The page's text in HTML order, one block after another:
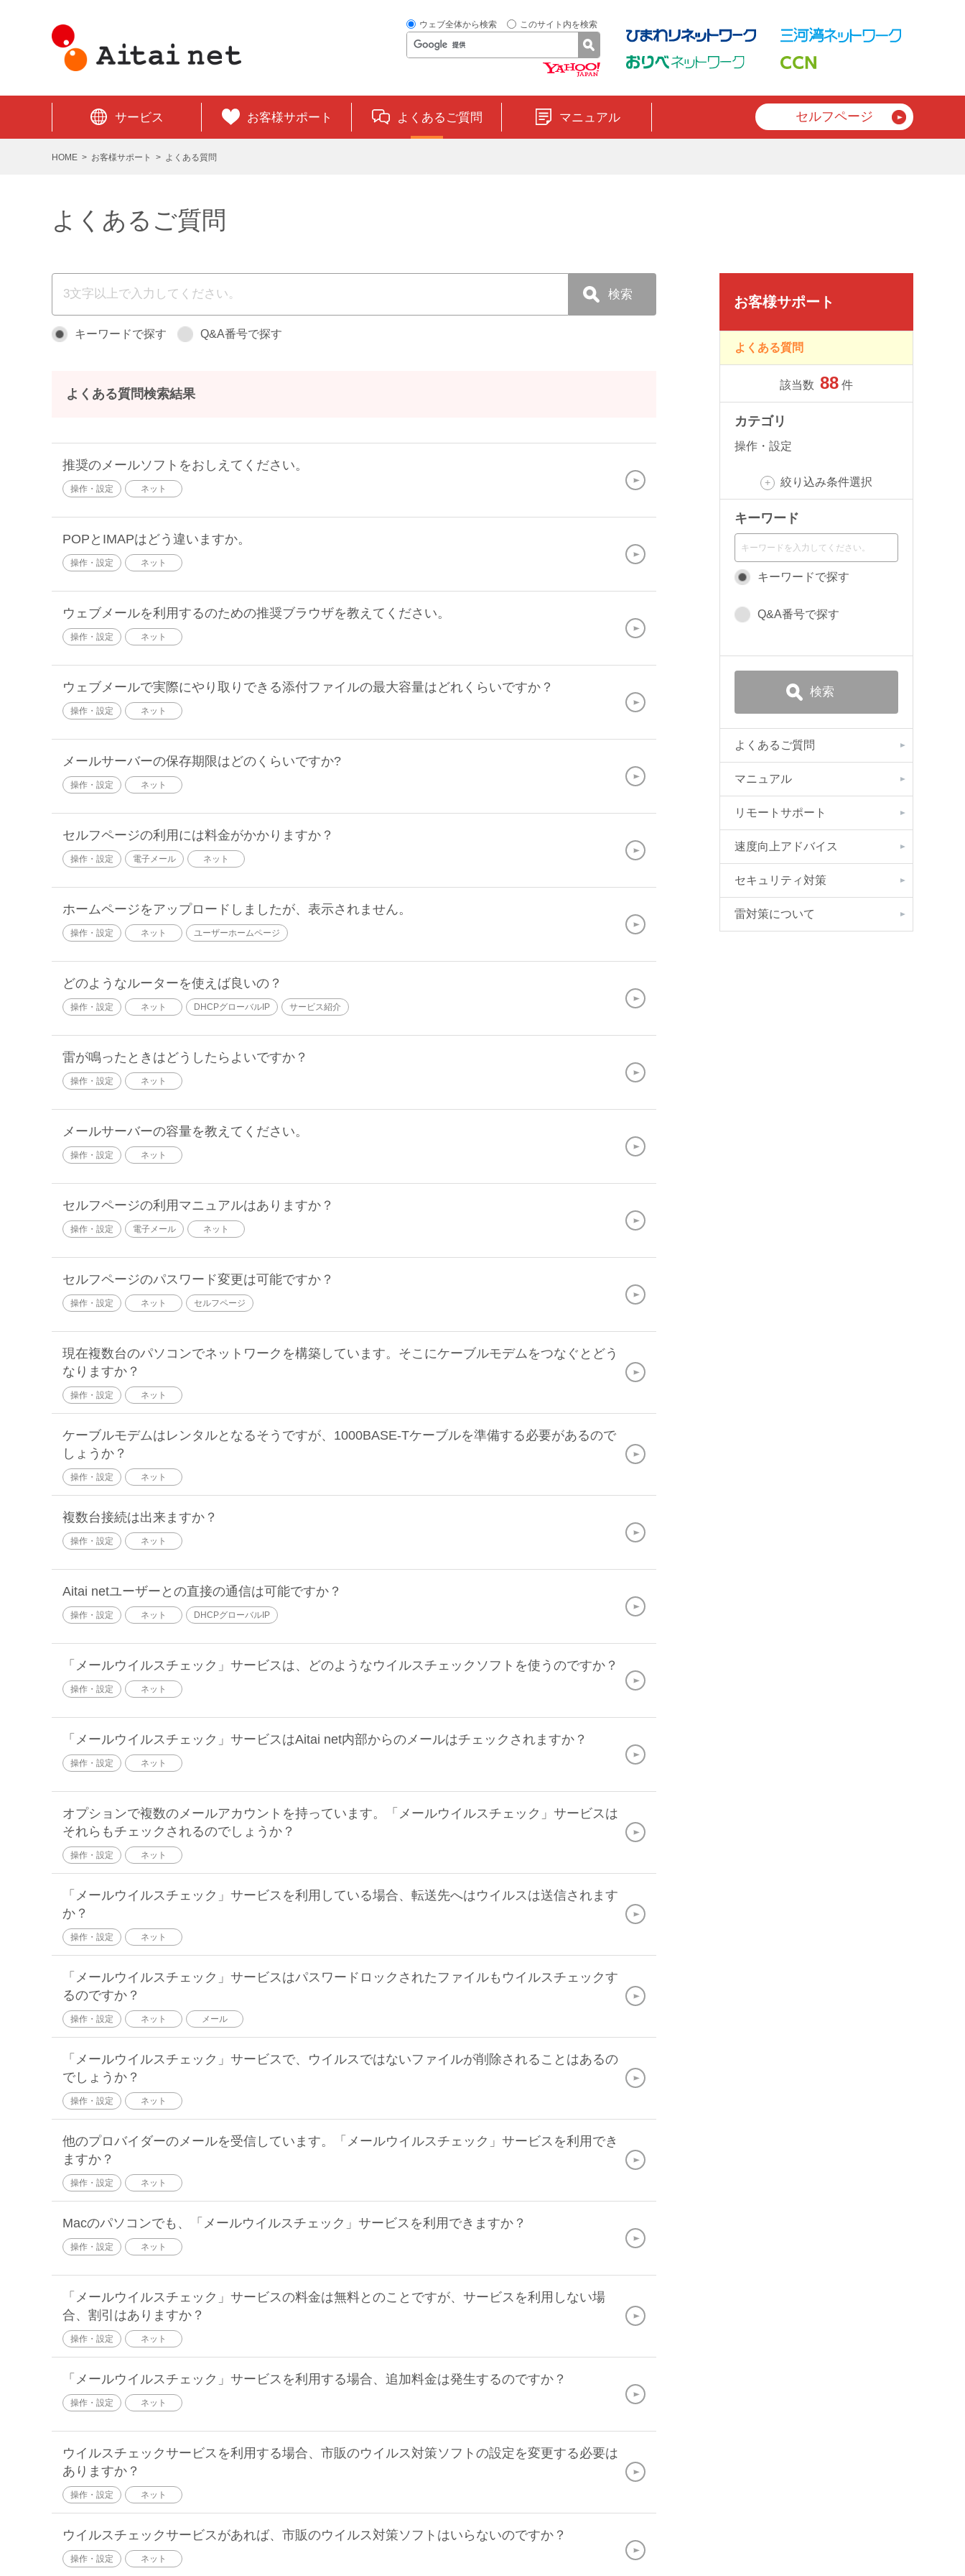
ウェブ全体から検索 このサイト内を検索
サービス お客様サポート よくあるご質問 マニュアル セルフページ
HOME お客様サポート よくある質問
よくあるご質問
キーワードで探す Q&A番号で探す
よくある質問検索結果
推奨のメールソフトをおしえてください。
操作・設定 ネット
POPとIMAPはどう違いますか。
操作・設定 ネット
ウェブメールを利用するのための推奨ブラウザを教えてください。
操作・設定 ネット
ウェブメールで実際にやり取りできる添付ファイルの最大容量はどれくらいですか？
操作・設定 ネット
メールサーバーの保存期限はどのくらいですか?
操作・設定 ネット
セルフページの利用には料金がかかりますか？
操作・設定 電子メール ネット
ホームページをアップロードしましたが、表示されません。
操作・設定 ネット ユーザーホームページ
どのようなルーターを使えば良いの？
操作・設定 ネット DHCPグローバルIP サービス紹介
雷が鳴ったときはどうしたらよいですか？
操作・設定 ネット
メールサーバーの容量を教えてください。
操作・設定 ネット
セルフページの利用マニュアルはありますか？
操作・設定 電子メール ネット
セルフページのパスワード変更は可能ですか？
操作・設定 ネット セルフページ
現在複数台のパソコンでネットワークを構築しています。そこにケーブルモデムをつなぐとどう
なりますか？
操作・設定 ネット
ケーブルモデムはレンタルとなるそうですが、1000BASE-Tケーブルを準備する必要があるので
しょうか？
操作・設定 ネット
複数台接続は出来ますか？
操作・設定 ネット
Aitai netユーザーとの直接の通信は可能ですか？
操作・設定 ネット DHCPグローバルIP
「メールウイルスチェック」サービスは、どのようなウイルスチェックソフトを使うのですか？
操作・設定 ネット
「メールウイルスチェック」サービスはAitai net内部からのメールはチェックされますか？
操作・設定 ネット
オプションで複数のメールアカウントを持っています。「メールウイルスチェック」サービスは
それらもチェックされるのでしょうか？
操作・設定 ネット
「メールウイルスチェック」サービスを利用している場合、転送先へはウイルスは送信されます
か？
操作・設定 ネット
「メールウイルスチェック」サービスはパスワードロックされたファイルもウイルスチェックす
るのですか？
操作・設定 ネット メール
「メールウイルスチェック」サービスで、ウイルスではないファイルが削除されることはあるの
でしょうか？
操作・設定 ネット
他のプロバイダーのメールを受信しています。「メールウイルスチェック」サービスを利用でき
ますか？
操作・設定 ネット
Macのパソコンでも、「メールウイルスチェック」サービスを利用できますか？
操作・設定 ネット
「メールウイルスチェック」サービスの料金は無料とのことですが、サービスを利用しない場
合、割引はありますか？
操作・設定 ネット
「メールウイルスチェック」サービスを利用する場合、追加料金は発生するのですか？
操作・設定 ネット
ウイルスチェックサービスを利用する場合、市販のウイルス対策ソフトの設定を変更する必要は
ありますか？
操作・設定 ネット
ウイルスチェックサービスがあれば、市販のウイルス対策ソフトはいらないのですか？
操作・設定 ネット
お客様サポート
よくある質問
該当数 88 件
カテゴリ
操作・設定
絞り込み条件選択
キーワード
キーワードで探す
Q&A番号で探す
よくあるご質問
マニュアル
リモートサポート
速度向上アドバイス
セキュリティ対策
雷対策について